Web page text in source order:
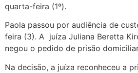
quarta-feira (1º).
Paola passou por audiência de
feira (3). A juíza Juliana Beretta
negou o pedido de prisão
Na decisão, a juíza reconheceu a